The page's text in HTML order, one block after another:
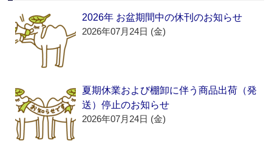
2026年 お盆期間中の休刊のお知らせ
2026年07月24日 (金)
夏期休業および棚卸に伴う商品出荷（発
送）停止のお知らせ
2026年07月24日 (金)